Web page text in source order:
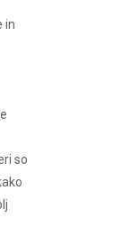
in
so